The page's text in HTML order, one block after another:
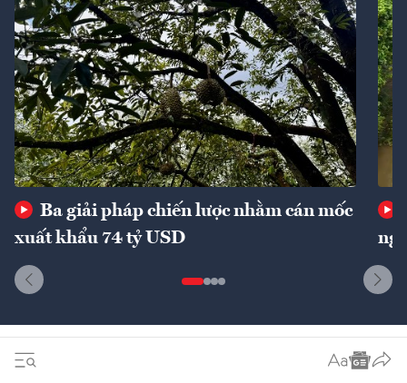
Ba giải pháp chiến lược nhằm cán mốc
xuất khẩu 74 tỷ USD